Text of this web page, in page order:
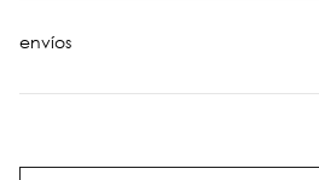
envíos